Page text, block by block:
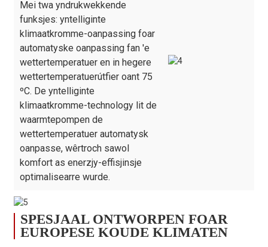
Mei twa yndrukwekkende
funksjes: yntelliginte
klimaatkromme-oanpassing foar
automatyske oanpassing fan 'e
wettertemperatuer en in hegere
wettertemperatuerútfier oant 75
ºC. De yntelliginte
klimaatkromme-technology lit de
waarmtepompen de
wettertemperatuer automatysk
oanpasse, wêrtroch sawol
komfort as enerzjy-effisjinsje
optimalisearre wurde.
SPESJAAL ONTWORPEN FOAR
EUROPESE KOUDE KLIMATEN
Maks. wettertemperatuer
℃
Kompressormerk
Kompressor kwantiteit
Wetterkant waarmtewikseler
Merk fan wetterside
waarmtewikseler
Type fan fentilatormotor
Wetterdrukfal
kPa
40